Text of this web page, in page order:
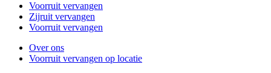
Voorruit vervangen
Zijruit vervangen
Voorruit vervangen
Over ons
Voorruit vervangen op locatie